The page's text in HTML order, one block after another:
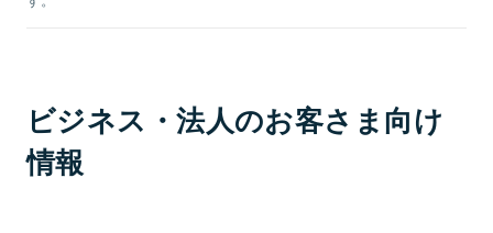
ビジネス・法人のお客さま向け
情報